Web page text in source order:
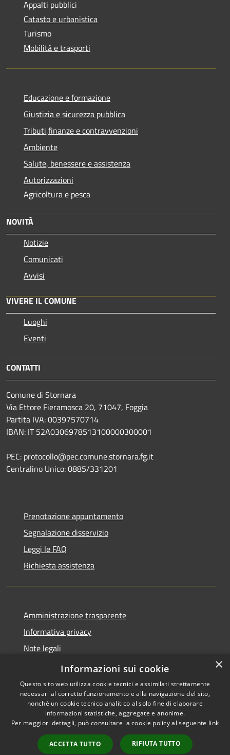
Appalti pubblici
Catasto e urbanistica
Turismo
Mobilità e trasporti
Educazione e formazione
Giustizia e sicurezza pubblica
Tributi,finanze e contravvenzioni
Ambiente
Salute, benessere e assistenza
Autorizzazioni
Agricoltura e pesca
NOVITÀ
Notizie
Comunicati
Avvisi
VIVERE IL COMUNE
Luoghi
Eventi
CONTATTI
Comune di Stornara
Via Ettore Fieramosca 20, 71047, Foggia
Partita IVA: 00397570714
IBAN: IT 52A0306978513100000300001
PEC: protocollo@pec.comune.stornara.fg.it
Centralino Unico: 0885/331201
Prenotazione appuntamento
Segnalazione disservizio
Leggi le FAQ
Richiesta assistenza
Amministrazione trasparente
Informativa privacy
Note legali
Dichiarazione di accessibilità
Accessibilità
Copyright © 2026 • Comune di
Stornara • Powered by
Municipium•
Accesso
×
Informazioni sui cookie
Questo sito web utilizza cookie tecnici e assimilati strettamente
necessari al corretto funzionamento e alla navigazione del sito,
nonché un cookie tecnico analitico al solo fine di elaborare
informazioni statistiche, aggregate e anonime.
Per maggiori dettagli, può consultare la cookie policy al seguente link
ACCETTA TUTTO RIFIUTA TUTTO